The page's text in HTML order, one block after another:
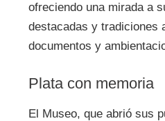
ofreciendo una mirada a
destacadas y tradiciones
documentos y
Plata con memoria
El Museo, que abrió sus